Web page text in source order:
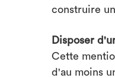
construire
Disposer
Cette
d'au moins